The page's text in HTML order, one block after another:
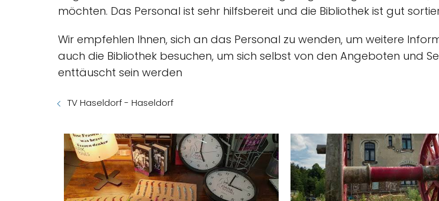
möchten. Das Personal ist sehr hilfsbereit und die Bibliothek ist gut
Wir empfehlen Ihnen, sich an das Personal zu wenden, um weitere
auch die Bibliothek besuchen, um sich selbst von den Angeboten und
enttäuscht sein werden
TV Haseldorf - Haseldorf